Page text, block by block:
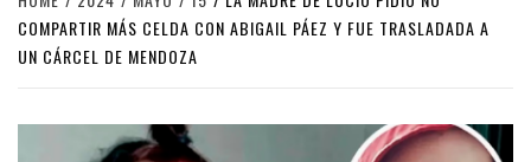
COMPARTIR MÁS CELDA CON ABIGAIL PÁEZ Y FUE TRASLADADA A
UN CÁRCEL DE MENDOZA